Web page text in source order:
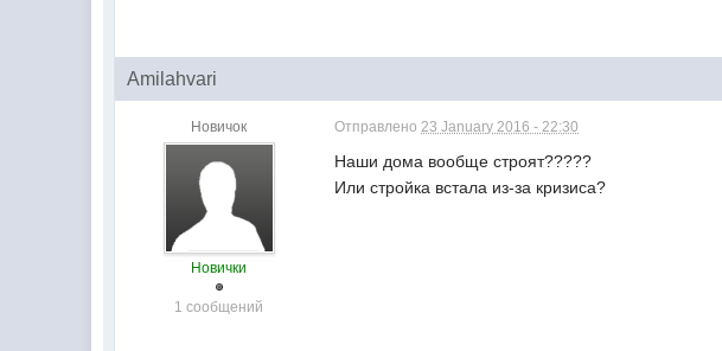
Amilahvari
Новичок
Новички
1 сообщений
Отправлено23 January 2016 - 22:30
Наши дома вообще строят?????
Или стройка встала из-за кризиса?